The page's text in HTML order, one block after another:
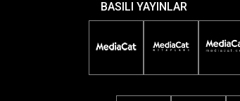
BASILI YAYINLAR